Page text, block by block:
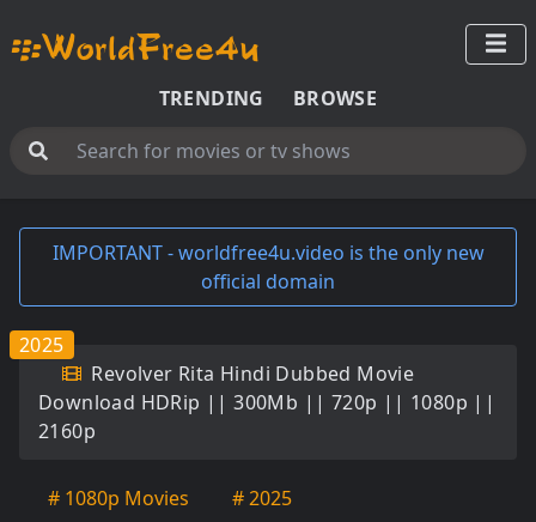
TRENDING BROWSE
IMPORTANT - worldfree4u.video is the only new
official domain
Revolver Rita Hindi Dubbed Movie
Download HDRip || 300Mb || 720p || 1080p ||
2160p
2025
# 1080p Movies
# 2025